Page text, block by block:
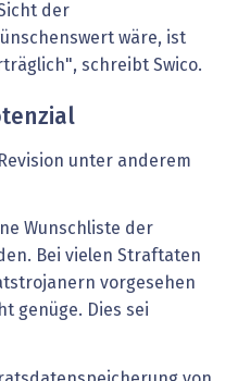
der
wäre, ist
schreibt Swico.
unter anderem
Wunschliste der
Bei vielen Straftaten
vorgesehen
genüge. Dies sei